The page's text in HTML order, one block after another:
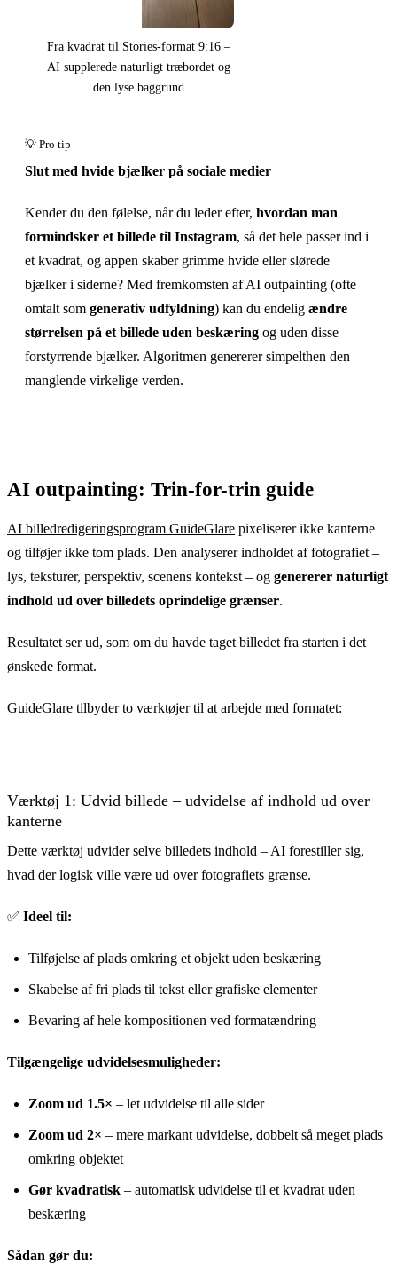
Fra kvadrat til Stories-format 9:16 –
AI supplerede naturligt træbordet og
den lyse baggrund
Slut med hvide bjælker på sociale medier
Kender du den følelse, når du leder efter, hvordan man
formindsker et billede til Instagram, så det hele passer ind i
et kvadrat, og appen skaber grimme hvide eller slørede
bjælker i siderne? Med fremkomsten af AI outpainting (ofte
omtalt som generativ udfyldning) kan du endelig ændre
størrelsen på et billede uden beskæring og uden disse
forstyrrende bjælker. Algoritmen genererer simpelthen den
manglende virkelige verden.
AI outpainting: Trin-for-trin guide
AI billedredigeringsprogram GuideGlare pixeliserer ikke kanterne
og tilføjer ikke tom plads. Den analyserer indholdet af fotografiet –
lys, teksturer, perspektiv, scenens kontekst – og genererer naturligt
indhold ud over billedets oprindelige grænser.
Resultatet ser ud, som om du havde taget billedet fra starten i det
ønskede format.
GuideGlare tilbyder to værktøjer til at arbejde med formatet:
Værktøj 1: Udvid billede – udvidelse af indhold ud over
kanterne
Dette værktøj udvider selve billedets indhold – AI forestiller sig,
hvad der logisk ville være ud over fotografiets grænse.
✅ Ideel til:
Tilføjelse af plads omkring et objekt uden beskæring
Skabelse af fri plads til tekst eller grafiske elementer
Bevaring af hele kompositionen ved formatændring
Tilgængelige udvidelsesmuligheder:
Zoom ud 1.5× – let udvidelse til alle sider
Zoom ud 2× – mere markant udvidelse, dobbelt så meget plads
omkring objektet
Gør kvadratisk – automatisk udvidelse til et kvadrat uden
beskæring
Sådan gør du: